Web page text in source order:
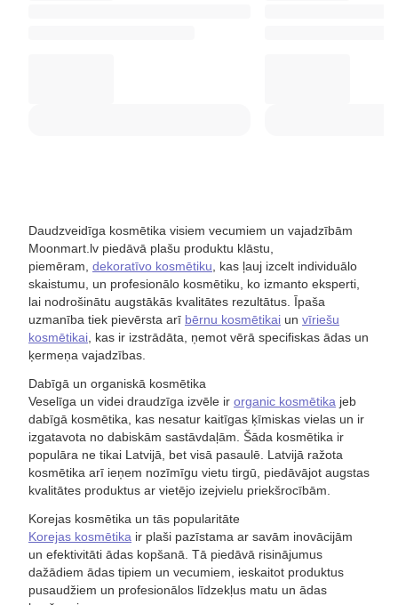
Daudzveidīga kosmētika visiem vecumiem un vajadzībām
Moonmart.lv piedāvā plašu produktu klāstu,
piemēram, dekoratīvo kosmētiku , kas ļauj izcelt individuālo
skaistumu, un profesionālo kosmētiku, ko izmanto eksperti,
lai nodrošinātu augstākās kvalitātes rezultātus. Īpaša
uzmanība tiek pievērsta arī bērnu kosmētikai un vīriešu
kosmētikai , kas ir izstrādāta, ņemot vērā specifiskas ādas un
ķermeņa vajadzības.
Dabīgā un organiskā kosmētika
Veselīga un videi draudzīga izvēle ir organic kosmētika jeb
dabīgā kosmētika, kas nesatur kaitīgas ķīmiskas vielas un ir
izgatavota no dabiskām sastāvdaļām. Šāda kosmētika ir
populāra ne tikai Latvijā, bet visā pasaulē. Latvijā ražota
kosmētika arī ieņem nozīmīgu vietu tirgū, piedāvājot augstas
kvalitātes produktus ar vietējo izejvielu priekšrocībām.
Korejas kosmētika un tās popularitāte
Korejas kosmētika ir plaši pazīstama ar savām inovācijām
un efektivitāti ādas kopšanā. Tā piedāvā risinājumus
dažādiem ādas tipiem un vecumiem, ieskaitot produktus
pusaudžiem un profesionālos līdzekļus matu un ādas